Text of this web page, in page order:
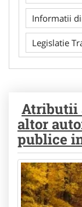
Informatii
Legislatie
Atributii
altor
publice